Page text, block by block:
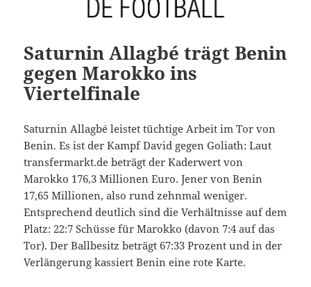
Saturnin Allagbé trägt Benin
gegen Marokko ins
Viertelfinale
Saturnin Allagbé leistet tüchtige Arbeit im Tor von
Benin. Es ist der Kampf David gegen Goliath: Laut
transfermarkt.de beträgt der Kaderwert von
Marokko 176,3 Millionen Euro. Jener von Benin
17,65 Millionen, also rund zehnmal weniger.
Entsprechend deutlich sind die Verhältnisse auf dem
Platz: 22:7 Schüsse für Marokko (davon 7:4 auf das
Tor). Der Ballbesitz beträgt 67:33 Prozent und in der
Verlängerung kassiert Benin eine rote Karte.